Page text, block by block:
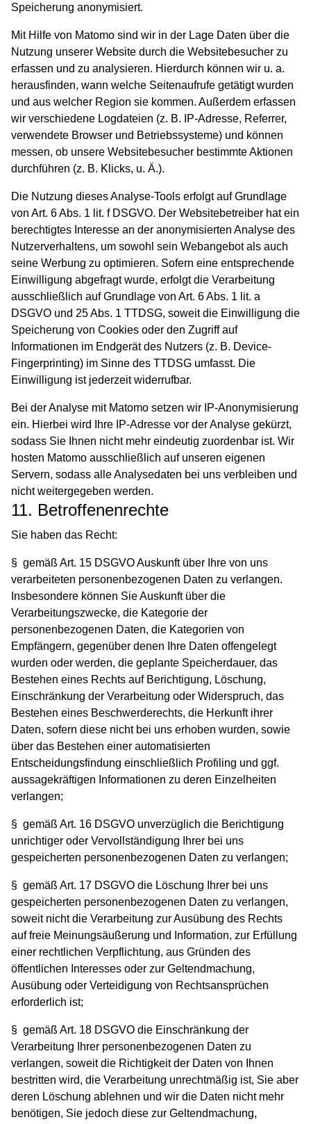
Speicherung anonymisiert.
Mit Hilfe von Matomo sind wir in der Lage Daten über die
Nutzung unserer Website durch die Websitebesucher zu
erfassen und zu analysieren. Hierdurch können wir u. a.
herausfinden, wann welche Seitenaufrufe getätigt wurden
und aus welcher Region sie kommen. Außerdem erfassen
wir verschiedene Logdateien (z. B. IP-Adresse, Referrer,
verwendete Browser und Betriebssysteme) und können
messen, ob unsere Websitebesucher bestimmte Aktionen
durchführen (z. B. Klicks, u. Ä.).
Die Nutzung dieses Analyse-Tools erfolgt auf Grundlage
von Art. 6 Abs. 1 lit. f DSGVO. Der Websitebetreiber hat ein
berechtigtes Interesse an der anonymisierten Analyse des
Nutzerverhaltens, um sowohl sein Webangebot als auch
seine Werbung zu optimieren. Sofern eine entsprechende
Einwilligung abgefragt wurde, erfolgt die Verarbeitung
ausschließlich auf Grundlage von Art. 6 Abs. 1 lit. a
DSGVO und 25 Abs. 1 TTDSG, soweit die Einwilligung die
Speicherung von Cookies oder den Zugriff auf
Informationen im Endgerät des Nutzers (z. B. Device-
Fingerprinting) im Sinne des TTDSG umfasst. Die
Einwilligung ist jederzeit widerrufbar.
Bei der Analyse mit Matomo setzen wir IP-Anonymisierung
ein. Hierbei wird Ihre IP-Adresse vor der Analyse gekürzt,
sodass Sie Ihnen nicht mehr eindeutig zuordenbar ist. Wir
hosten Matomo ausschließlich auf unseren eigenen
Servern, sodass alle Analysedaten bei uns verbleiben und
nicht weitergegeben werden.
11. Betroffenenrechte
Sie haben das Recht:
§ gemäß Art. 15 DSGVO Auskunft über Ihre von uns
verarbeiteten personenbezogenen Daten zu verlangen.
Insbesondere können Sie Auskunft über die
Verarbeitungszwecke, die Kategorie der
personenbezogenen Daten, die Kategorien von
Empfängern, gegenüber denen Ihre Daten offengelegt
wurden oder werden, die geplante Speicherdauer, das
Bestehen eines Rechts auf Berichtigung, Löschung,
Einschränkung der Verarbeitung oder Widerspruch, das
Bestehen eines Beschwerderechts, die Herkunft ihrer
Daten, sofern diese nicht bei uns erhoben wurden, sowie
über das Bestehen einer automatisierten
Entscheidungsfindung einschließlich Profiling und ggf.
aussagekräftigen Informationen zu deren Einzelheiten
verlangen;
§ gemäß Art. 16 DSGVO unverzüglich die Berichtigung
unrichtiger oder Vervollständigung Ihrer bei uns
gespeicherten personenbezogenen Daten zu verlangen;
§ gemäß Art. 17 DSGVO die Löschung Ihrer bei uns
gespeicherten personenbezogenen Daten zu verlangen,
soweit nicht die Verarbeitung zur Ausübung des Rechts
auf freie Meinungsäußerung und Information, zur Erfüllung
einer rechtlichen Verpflichtung, aus Gründen des
öffentlichen Interesses oder zur Geltendmachung,
Ausübung oder Verteidigung von Rechtsansprüchen
erforderlich ist;
§ gemäß Art. 18 DSGVO die Einschränkung der
Verarbeitung Ihrer personenbezogenen Daten zu
verlangen, soweit die Richtigkeit der Daten von Ihnen
bestritten wird, die Verarbeitung unrechtmäßig ist, Sie aber
deren Löschung ablehnen und wir die Daten nicht mehr
benötigen, Sie jedoch diese zur Geltendmachung,